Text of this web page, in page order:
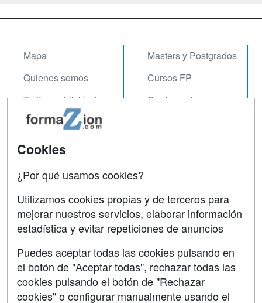
Mapa
Quienes somos
Tarifas publicidad
Acceso Usuarios
Acceso Centros
Masters y Postgrados
Cursos FP
Conferencias
Contactar
Confidencialidad
Aviso legal
Copyleft
Cookies
¿Por qué usamos cookies?
Utilizamos cookies propias y de terceros para
mejorar nuestros servicios, elaborar información
estadística y evitar repeticiones de anuncios
Puedes aceptar todas las cookies pulsando en
el botón de "Aceptar todas", rechazar todas las
cookies pulsando el botón de "Rechazar
cookies" o configurar manualmente usando el